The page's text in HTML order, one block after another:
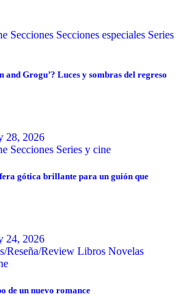
Secciones Secciones especiales Series
and Grogu’? Luces y sombras del regreso
28, 2026
Secciones Series y cine
gótica brillante para un guión que
24, 2026
Reseña/Review Libros Novelas
de un nuevo romance